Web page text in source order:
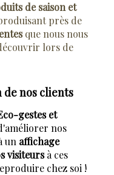
de saison et
près de
que nous nous
lors de
de nos clients
gestes et
nos
un affichage
visiteursà ces
chez soi !